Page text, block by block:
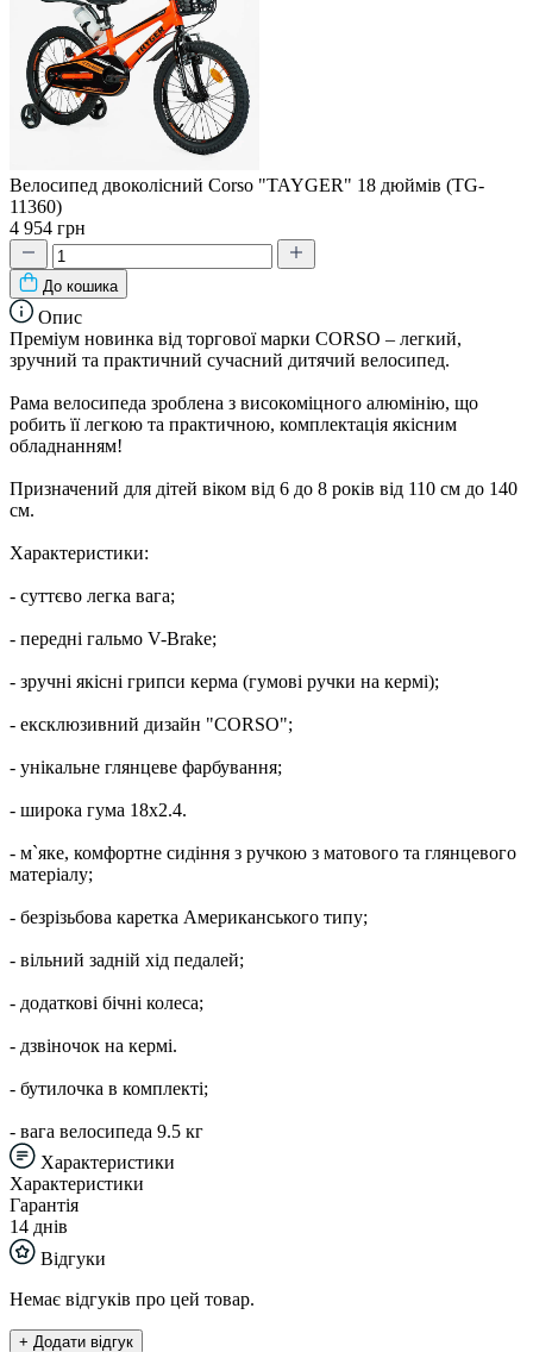
Велосипед двоколісний Corso "TAYGER" 18 дюймів (TG-
11360)
4 954 грн
До кошика
Опис
Преміум новинка від торгової марки CORSO – легкий,
зручний та практичний сучасний дитячий велосипед.
Рама велосипеда зроблена з високоміцного алюмінію, що
робить її легкою та практичною, комплектація якісним
обладнанням!
Призначений для дітей віком від 6 до 8 років від 110 см до 140
см.
Характеристики:
- суттєво легка вага;
- передні гальмо V-Brake;
- зручні якісні грипси керма (гумові ручки на кермі);
- ексклюзивний дизайн "CORSO";
- унікальне глянцеве фарбування;
- широка гума 18х2.4.
- м`яке, комфортне сидіння з ручкою з матового та глянцевого
матеріалу;
- безрізьбова каретка Американського типу;
- вільний задній хід педалей;
- додаткові бічні колеса;
- дзвіночок на кермі.
- бутилочка в комплекті;
- вага велосипеда 9.5 кг
Характеристики
Характеристики
Гарантія
14 днів
Відгуки
Немає відгуків про цей товар.
+ Додати відгук